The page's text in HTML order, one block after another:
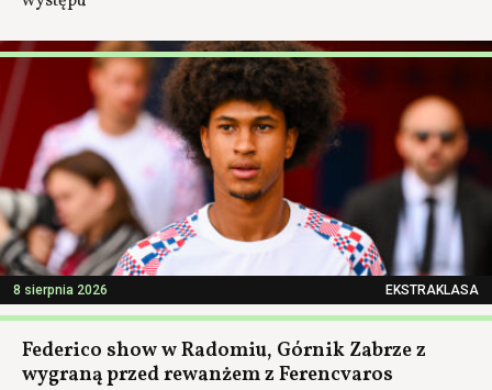
8 sierpnia 2026 EKSTRAKLASA
Federico show w Radomiu, Górnik Zabrze z
wygraną przed rewanżem z Ferencvaros